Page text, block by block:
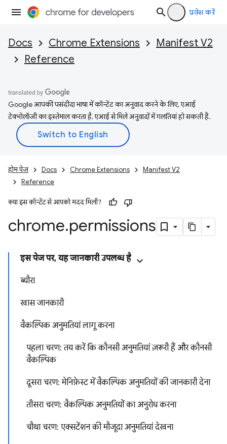
प्रवेश करें
Docs Chrome Extensions
Manifest V2
Reference
Google आपकी पसंदीदा भाषा में कॉन्टेंट का अनुवाद करने के लिए, एआई
टेक्नोलॉजी का इस्तेमाल करता है. एआई से मिले अनुवादों में गलतियां हो सकती हैं.
होम पेज Docs Chrome Extensions
Manifest V2
Reference
क्या इस कॉन्टेंट से आपको मदद मिली?
chrome.permissions
इस पेज पर, यह जानकारी उपलब्ध है
ब्यौरा
खास जानकारी
वैकल्पिक अनुमतियां लागू करना
पहला चरण: तय करें कि कौनसी अनुमतियां ज़रूरी हैं और कौनसी
वैकल्पिक
दूसरा चरण: मेनिफ़ेस्ट में वैकल्पिक अनुमतियों की जानकारी देना
तीसरा चरण: वैकल्पिक अनुमतियों का अनुरोध करना
चौथा चरण: एक्सटेंशन की मौजूदा अनुमतियां देखना